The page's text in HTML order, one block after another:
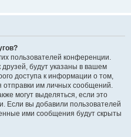
пользователей конференции.
будут указаны в вашем
доступа к информации о том,
отправки им личных сообщений.
могут выделяться, если это
Если вы добавили пользователей
ими сообщения будут скрыты